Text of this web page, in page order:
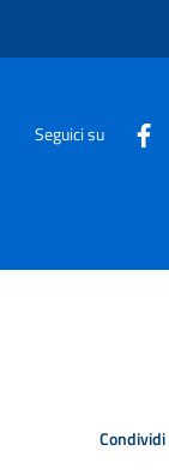
Seguici su
Condividi